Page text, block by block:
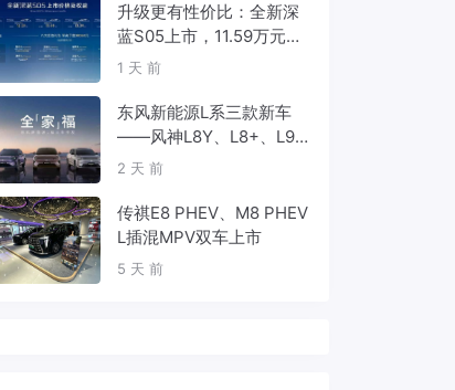
升级更有性价比：全新深
蓝S05上市，11.59万元起
售
1 天 前
东风新能源L系三款新车
——风神L8Y、L8+、L9
首发亮相，覆盖纯电、插
2 天 前
传祺E8 PHEV、M8 PHEV
L插混MPV双车上市
5 天 前